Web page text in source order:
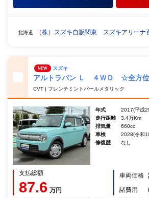
北海道 （株）スズキ自販関東 スズキアリーナ
NEW スズキ
アルトラパン Ｌ ４ＷＤ ☆全方
CVT | フレンチミントパールメタリック
年式
2017(平成
走行距離
3.4万Km
排気量
660cc
車検
2028(令和
修復歴
なし
支払総額
87.6 万円
車両価格
諸費用